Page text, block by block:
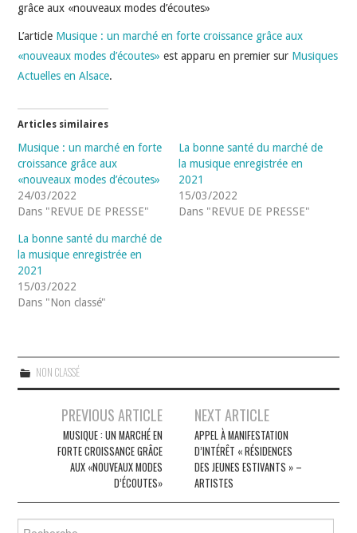
DOKO
grâce aux «nouveaux modes d’écoutes»
L’article Musique : un marché en forte croissance grâce aux
«nouveaux modes d’écoutes» est apparu en premier sur Musiques
Actuelles en Alsace.
Articles similaires
Musique : un marché en forte
croissance grâce aux
«nouveaux modes d’écoutes»
24/03/2022
Dans "REVUE DE PRESSE"
La bonne santé du marché de
la musique enregistrée en
2021
15/03/2022
Dans "REVUE DE PRESSE"
La bonne santé du marché de
la musique enregistrée en
2021
15/03/2022
Dans "Non classé"
NON CLASSÉ
Navigation
articles
PREVIOUS ARTICLE
MUSIQUE : UN MARCHÉ EN
FORTE CROISSANCE GRÂCE
AUX «NOUVEAUX MODES
D’ÉCOUTES»
NEXT ARTICLE
APPEL À MANIFESTATION
D’INTÉRÊT « RÉSIDENCES
DES JEUNES ESTIVANTS » –
ARTISTES